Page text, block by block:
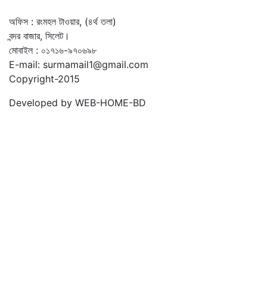
অফিস : রংমহল টাওয়ার, (৪র্থ তলা)
বন্দর বাজার, সিলেট।
মোবাইল : ০১৭১৬-৯৭০৬৯৮
E-mail: surmamail1@gmail.com
Copyright-2015
Developed by WEB-HOME-BD